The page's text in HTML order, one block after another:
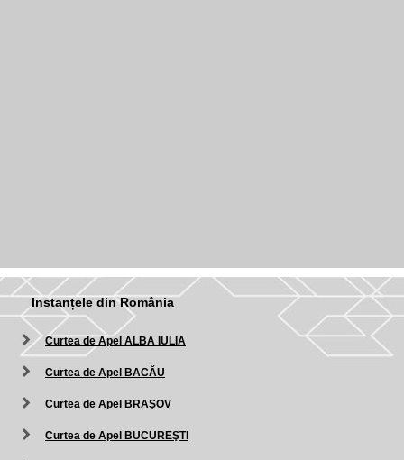
Instanțele din România
Curtea de Apel ALBA IULIA
Curtea de Apel BACĂU
Curtea de Apel BRAŞOV
Curtea de Apel BUCUREŞTI